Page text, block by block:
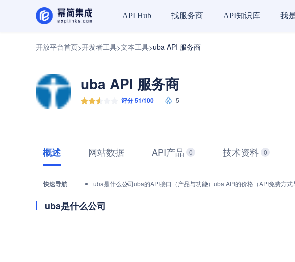
API Hub 找服务商 API知识库 我
开放平台首页>开发者工具>文本工具>uba API 服务商
uba API 服务商
评分 51/100 5
概述 网站数据 API产品 0 技术资料 0
快速导航 uba是什么公司uba的API接口（产品与功能） uba API的价格（API免费方式
uba是什么公司